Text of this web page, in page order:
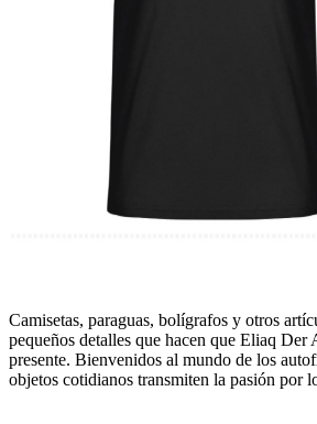
Camisetas, paraguas, bolígrafos y otros
pequeños detalles que hacen que Eliaq Der
presente. Bienvenidos al mundo de los
objetos cotidianos transmiten la pasión por